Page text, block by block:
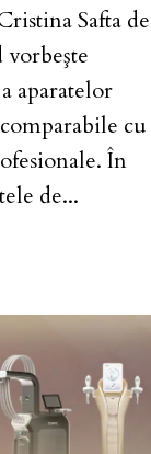
Safta de
aparatelor
cu
În
de...